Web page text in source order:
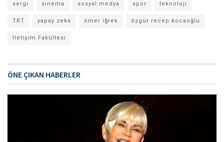
sergi sinema sosyal medya spor teknoloji
TRT yapay zeka ömer iğrek özgür recep kocaoğlu
İletişim Fakültesi
ÖNE ÇIKAN HABERLER